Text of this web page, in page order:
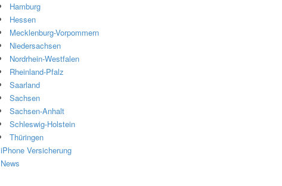
Hamburg
Hessen
Mecklenburg-Vorpommern
Niedersachsen
Nordrhein-Westfalen
Rheinland-Pfalz
Saarland
Sachsen
Sachsen-Anhalt
Schleswig-Holstein
Thüringen
iPhone Versicherung
News